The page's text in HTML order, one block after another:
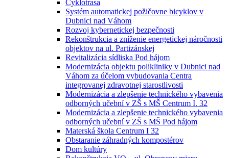
Cyklotrasa
Systém automatickej požičovne bicyklov v
Dubnici nad Váhom
Rozvoj kybernetickej bezpečnosti
Rekonštrukcia a zníženie energetickej náročnosti
objektov na ul. Partizánskej
Revitalizácia sídliska Pod hájom
Modernizácia objektu polikliniky v Dubnici nad
Váhom za účelom vybudovania Centra
integrovanej zdravotnej starostlivosti
Modernizácia a zlepšenie technického vybavenia
odborných učební v ZŠ s MŠ Centrum I. 32
Modernizácia a zlepšenie technického vybavenia
odborných učební v ZŠ s MŠ Pod hájom
Materská škola Centrum I 32
Obstaranie záhradných kompostérov
Dom kultúry